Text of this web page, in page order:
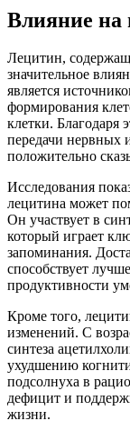
Влияние на
Лецитин,
значительное
является
формирования
клетки. Благодаря
передачи нервных
положительно
Исследования
лецитина может
Он участвует в
который играет
запоминания.
способствует
продуктивности
Кроме того,
изменений. С
синтеза
ухудшению
подсолнуха в
дефицит и
жизни.